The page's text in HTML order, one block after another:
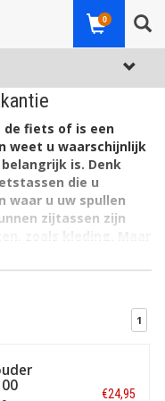
0
fiets of is een
weet u waarschijnlijk
is. Denk
die u
waar u uw spullen
zijtassen zijn
Ook eenzadeltasis
assortiment van
en stuurtassen, van
en AGU.
1
€24,95